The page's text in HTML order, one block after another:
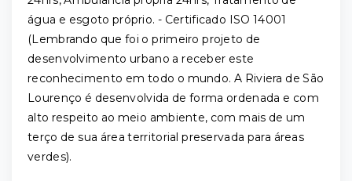
água e esgoto próprio. - Certificado ISO 14001
(Lembrando que foi o primeiro projeto de
desenvolvimento urbano a receber este
reconhecimento em todo o mundo. A Riviera de São
Lourenço é desenvolvida de forma ordenada e com
alto respeito ao meio ambiente, com mais de um
terço de sua área territorial preservada para áreas
verdes).